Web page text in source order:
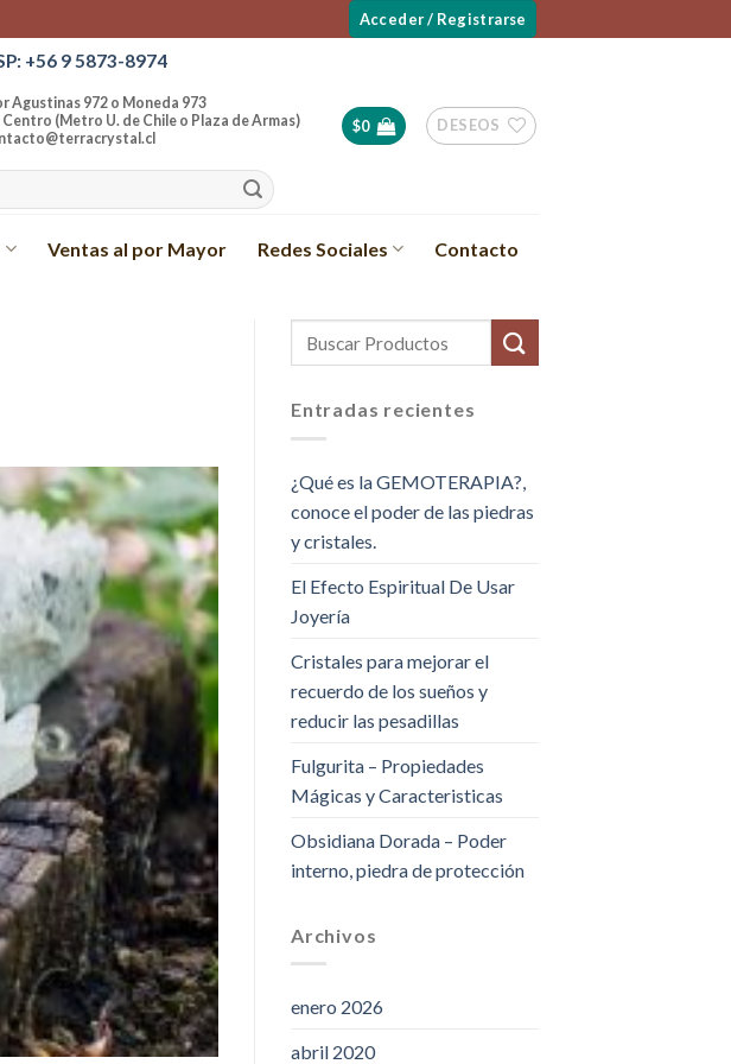
Acceder / Registrarse
+56 9 5873-8974
o Moneda 973
(Metro U. de Chile o Plaza de Armas)
$0 DESEOS
Ventas al por Mayor Redes Sociales Contacto
Entradas recientes
¿Qué es la GEMOTERAPIA?,
conoce el poder de las piedras
y cristales.
El Efecto Espiritual De Usar
Joyería
Cristales para mejorar el
recuerdo de los sueños y
reducir las pesadillas
Fulgurita – Propiedades
Mágicas y Caracteristicas
Obsidiana Dorada – Poder
interno, piedra de protección
Archivos
enero 2026
abril 2020